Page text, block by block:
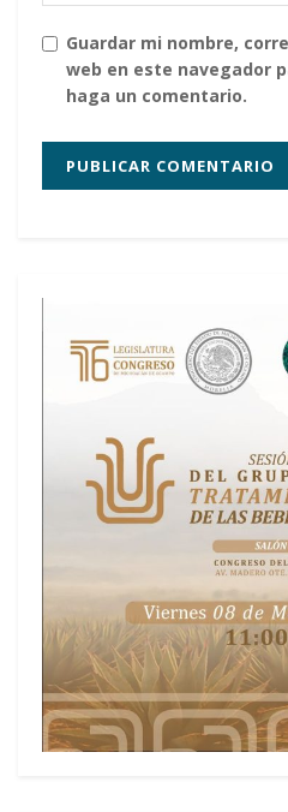
Guardar mi nombre,
web en este navegador
haga un comentario.